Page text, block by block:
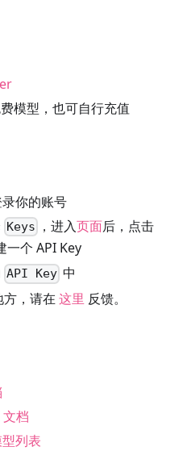
模型，也可自行充值
录你的账号
Keys ，进入页面后，点击
一个 API Key
API Key 中
，请在 这里 反馈。
档
列表